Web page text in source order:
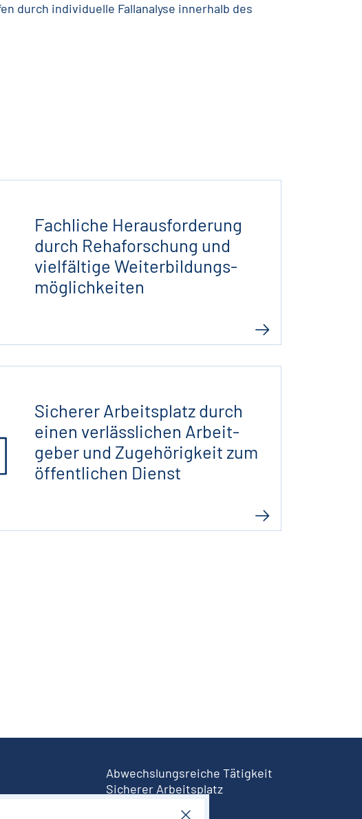
durch individuelle Fallanalyse innerhalb des
Fachliche Heraus­forderung
durch Reha­for­schung und
viel­fältige Wei­ter­bildungs­
möglich­keiten
Sicherer Arbeits­platz durch
einen ver­läss­lichen Arbeit­
geber und Zuge­hörig­keit zum
öffent­lichen Dienst
Abwechslungsreiche Tätigkeit
Sicherer Arbeitsplatz
l